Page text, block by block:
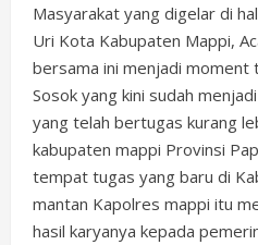
Masyarakat yang digelar di
Uri Kota Kabupaten Mappi,
bersama ini menjadi moment
Sosok yang kini sudah
yang telah bertugas kurang
kabupaten mappi Provinsi
tempat tugas yang baru di
mantan Kapolres mappi itu
hasil karyanya kepada